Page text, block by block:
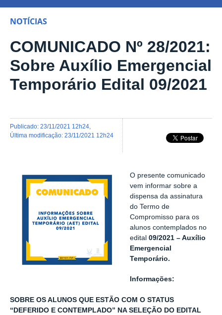
NOTÍCIAS
COMUNICADO Nº 28/2021:
Sobre Auxílio Emergencial
Temporário Edital 09/2021
publicado: 23/11/2021 12h24
última modificação: 23/11/2021 12h24
O presente comunicado
vem informar sobre a
dispensa da assinatura
do Termo de
Compromisso para os
alunos contemplados no
edital09/2021 – Auxílio
Emergencial
Temporário.
Informações:
SOBRE OS ALUNOS QUE ESTÃO COM O STATUS
“DEFERIDO E CONTEMPLADO” NA SELEÇÃO DO EDITAL